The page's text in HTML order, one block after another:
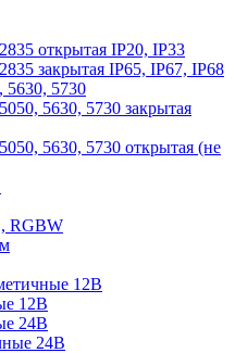
открытая IP20, IP33
закрытая IP65, IP67, IP68
5630, 5730
5630, 5730 закрытая
5630, 5730 открытая (не
RGBW
12В
12В
24В
24В